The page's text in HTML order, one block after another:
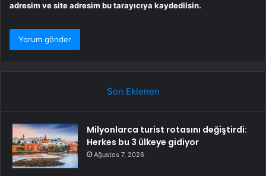
adresim ve site adresim bu tarayıcıya kaydedilsin.
Son Eklenen
Milyonlarca turist rotasını değiştirdi:
Herkes bu 3 ülkeye gidiyor
Ağustos 7, 2026